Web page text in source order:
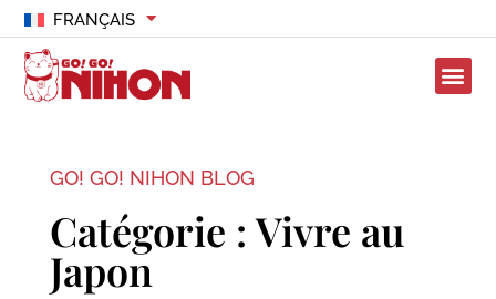
FRANÇAIS
GO! GO! NIHON BLOG
Catégorie : Vivre au
Japon